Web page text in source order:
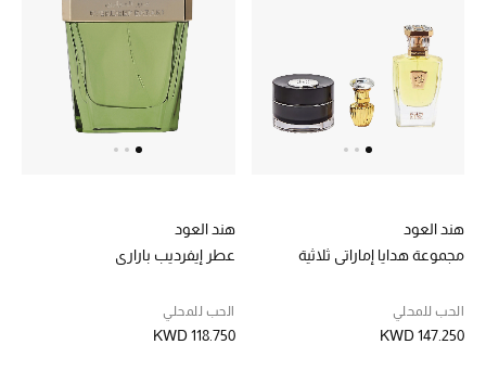
النساء
الرجال
هدايا حسب السعر
هدايا للجميع
هند العود
مجموعة هدايا إماراتي ثلاثية
الحب للمحلي
KWD 147.250
هند العود
عطر إيفرديب باراري
الحب للمحلي
KWD 118.750